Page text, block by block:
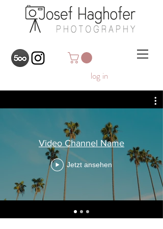
log in
Video Channel Name
Jetzt ansehen